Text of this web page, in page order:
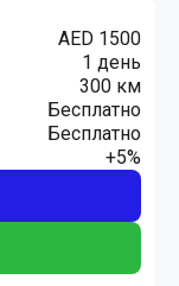
AED 1500
1 день
300 км
Бесплатно
Бесплатно
+5%